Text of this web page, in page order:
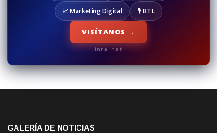
📈 Marketing Digital 🎙️ BTL
VISÍTANOS →
inrai.net
GALERÍA DE NOTICIAS